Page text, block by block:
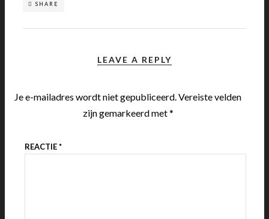
SHARE
LEAVE A REPLY
Je e-mailadres wordt niet gepubliceerd.Vereiste velden
zijn gemarkeerd met*
REACTIE*